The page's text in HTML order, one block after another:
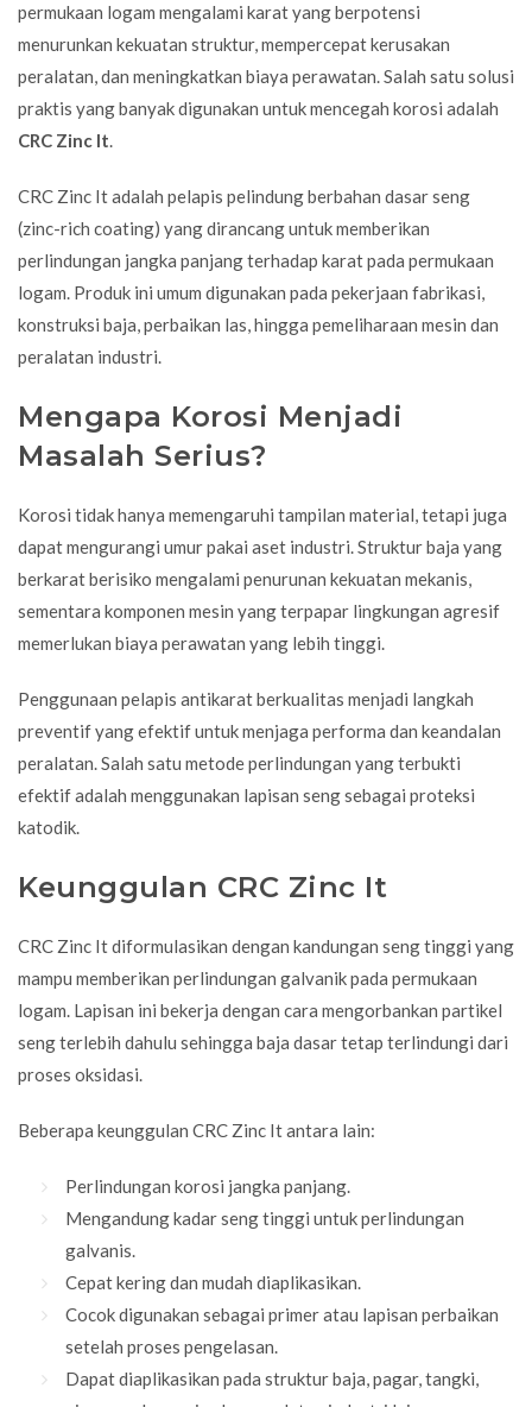
permukaan logam mengalami karat yang berpotensi
menurunkan kekuatan struktur, mempercepat kerusakan
peralatan, dan meningkatkan biaya perawatan. Salah satu solusi
praktis yang banyak digunakan untuk mencegah korosi adalah
CRC Zinc It.
CRC Zinc It adalah pelapis pelindung berbahan dasar seng
(zinc-rich coating) yang dirancang untuk memberikan
perlindungan jangka panjang terhadap karat pada permukaan
logam. Produk ini umum digunakan pada pekerjaan fabrikasi,
konstruksi baja, perbaikan las, hingga pemeliharaan mesin dan
peralatan industri.
Mengapa Korosi Menjadi
Masalah Serius?
Korosi tidak hanya memengaruhi tampilan material, tetapi juga
dapat mengurangi umur pakai aset industri. Struktur baja yang
berkarat berisiko mengalami penurunan kekuatan mekanis,
sementara komponen mesin yang terpapar lingkungan agresif
memerlukan biaya perawatan yang lebih tinggi.
Penggunaan pelapis antikarat berkualitas menjadi langkah
preventif yang efektif untuk menjaga performa dan keandalan
peralatan. Salah satu metode perlindungan yang terbukti
efektif adalah menggunakan lapisan seng sebagai proteksi
katodik.
Keunggulan CRC Zinc It
CRC Zinc It diformulasikan dengan kandungan seng tinggi yang
mampu memberikan perlindungan galvanik pada permukaan
logam. Lapisan ini bekerja dengan cara mengorbankan partikel
seng terlebih dahulu sehingga baja dasar tetap terlindungi dari
proses oksidasi.
Beberapa keunggulan CRC Zinc It antara lain:
Perlindungan korosi jangka panjang.
Mengandung kadar seng tinggi untuk perlindungan
galvanis.
Cepat kering dan mudah diaplikasikan.
Cocok digunakan sebagai primer atau lapisan perbaikan
setelah proses pengelasan.
Dapat diaplikasikan pada struktur baja, pagar, tangki,